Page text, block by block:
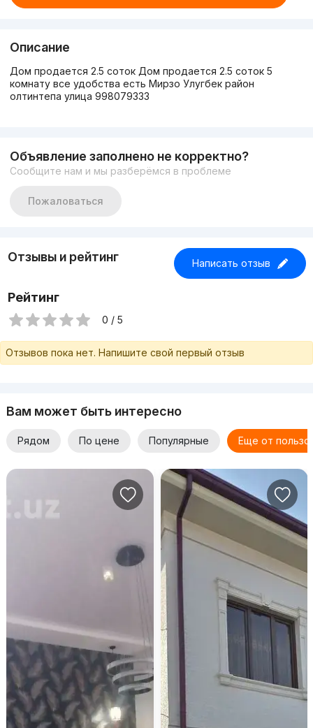
Описание
Дом продается 2.5 соток Дом продается 2.5 соток 5
комнату все удобства есть Мирзо Улугбек район
олтинтепа улица 998079333
Объявление заполнено не корректно?
Сообщите нам и мы разберёмся в проблеме
Пожаловаться
Отзывы и рейтинг Написать отзыв
Рейтинг
0 / 5
Отзывов пока нет. Напишите свой первый отзыв
Вам может быть интересно
Рядом По цене Популярные Еще от